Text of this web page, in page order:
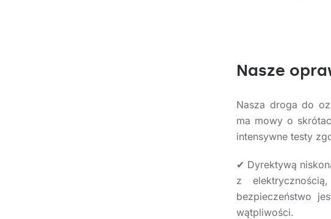
Nasze
Nasza droga do
ma mowy o
intensywne testy
✔ Dyrektywą
z
bezpieczeństwo
wątpliwości.